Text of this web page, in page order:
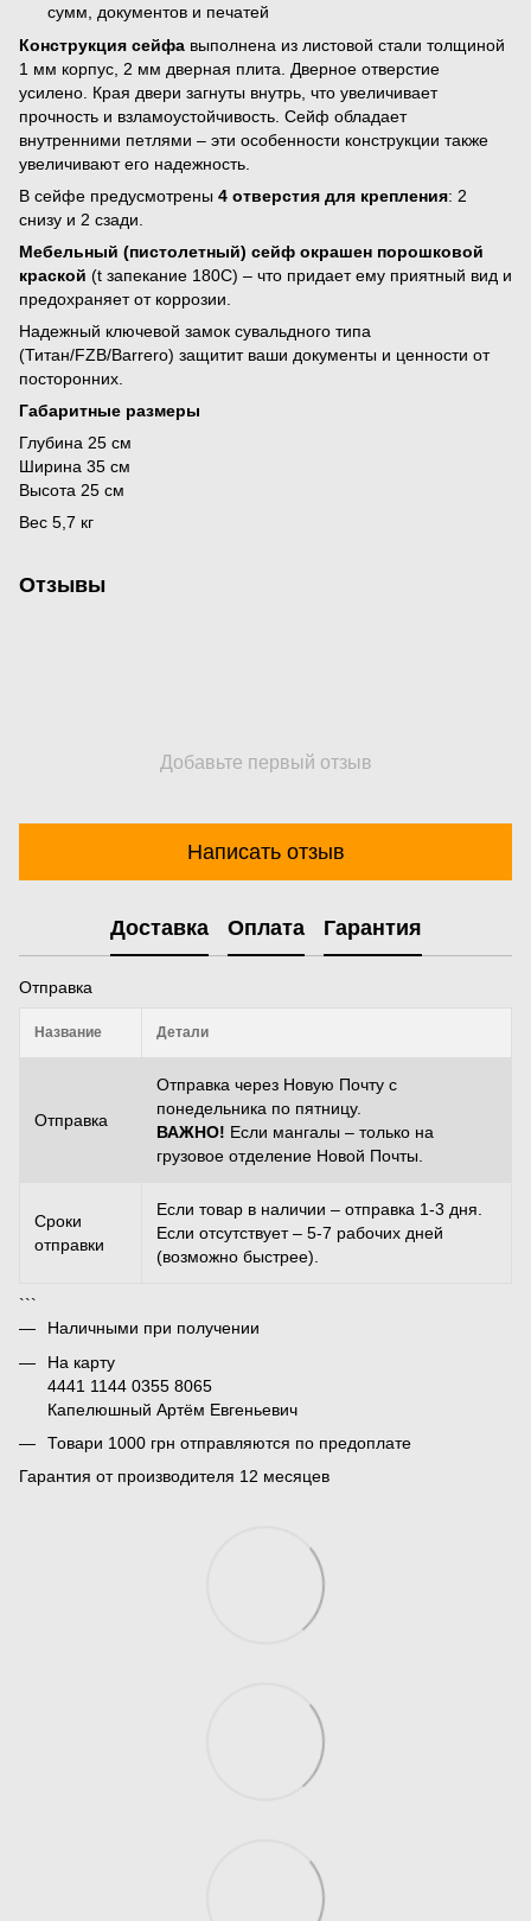
сумм, документов и печатей
Конструкция сейфа выполнена из листовой стали толщиной
1 мм корпус, 2 мм дверная плита. Дверное отверстие
усилено. Края двери загнуты внутрь, что увеличивает
прочность и взламоустойчивость. Сейф обладает
внутренними петлями – эти особенности конструкции также
увеличивают его надежность.
В сейфе предусмотрены 4 отверстия для крепления: 2
снизу и 2 сзади.
Мебельный (пистолетный) сейф окрашен порошковой
краской (t запекание 180С) – что придает ему приятный вид и
предохраняет от коррозии.
Надежный ключевой замок сувальдного типа
(Титан/FZB/Barrero) защитит ваши документы и ценности от
посторонних.
Габаритные размеры
Глубина 25 см
Ширина 35 см
Высота 25 см
Вес 5,7 кг
Отзывы
Добавьте первый отзыв
Написать отзыв
Доставка Оплата Гарантия
Отправка
Название Детали
Отправка
Отправка через Новую Почту с
понедельника по пятницу.
ВАЖНО! Если мангалы – только на
грузовое отделение Новой Почты.
Сроки
отправки
Если товар в наличии – отправка 1-3 дня.
Если отсутствует – 5-7 рабочих дней
(возможно быстрее).
```
Наличными при получении
На карту
4441 1144 0355 8065
Капелюшный Артём Евгеньевич
Товари 1000 грн отправляются по предоплате
Гарантия от производителя 12 месяцев